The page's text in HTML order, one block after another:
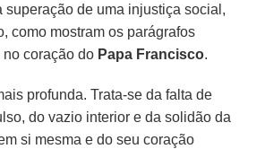
superação de uma injustiça social,
como mostram os parágrafos
coração do Papa Francisco.
profunda. Trata-se da falta de
do vazio interior e da solidão da
si mesma e do seu coração